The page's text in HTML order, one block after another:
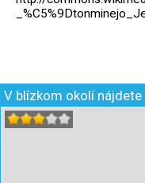
V blízkom okolí nájdete